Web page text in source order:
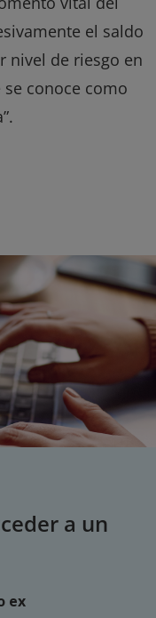
el saldo
nivel de riesgo en
conoce como
a un
ex